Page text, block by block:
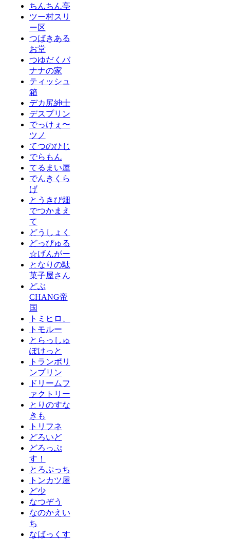
ちんちん亭
ツー村スリ
ー区
つばきある
お堂
つゆだくバ
ナナの家
ティッシュ
箱
デカ尻紳士
デスプリン
でっけぇ〜
ツノ
てつのひじ
でらもん
てるまい屋
でんきくら
げ
とうきび畑
でつかまえ
て
どうしょく
どっぴゅる
☆げんがー
となりの駄
菓子屋さん
どぶ
CHANG帝
国
トミヒロ、
トモルー
とらっしゅ
ぽけっと
トランポリ
ンプリン
ドリームフ
ァクトリー
とりのすな
きも
トリフネ
どろいど
どろっぷ
す！
とろぷっち
トンカツ屋
ど少
なつぞう
なのかえい
ち
なばっくす